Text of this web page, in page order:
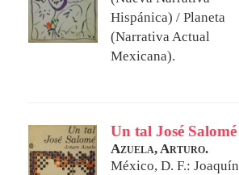
Hispánica) / Planeta
(Narrativa Actual
Mexicana).
Un tal José Salomé
Azuela, Arturo.
México, D. F.: Joaquín